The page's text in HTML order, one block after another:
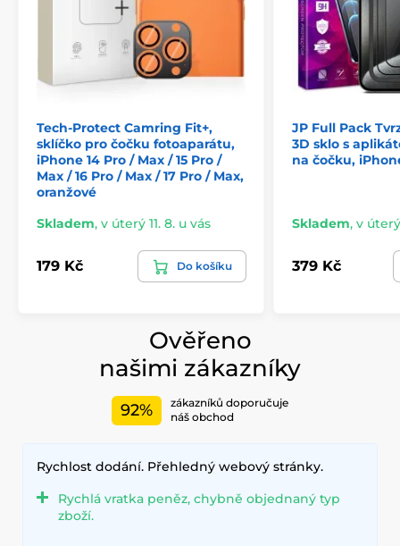
Dostupné pro vybrané modely iPhone, Tactical Impact
Armour je zde, aby ti poskytl odolnou ochranu i v
nejextrémnějších podmínkách. Věříme v kvalitu a
odolnost věcí, a to je náš závazek.
přírodu, a proto jsou všechny naše produkty baleny do
ECO krabiček z recyklovaného papíru, minimalizujíc
tak negativní dopad na životní prostředí. Mysli takticky
a chráníme nejen zařízení, ale i planetu.
Prémiová technologie výroby
Tech-Protect Camring Fit+,
sklíčko pro čočku fotoaparátu,
iPhone 14 Pro / Max / 15 Pro /
Max / 16 Pro / Max / 17 Pro / Max,
oranžové
Skladem, v úterý 11. 8. u vás
179 Kč Do košíku
JP Full Pack
3D sklo s
na čočku,
Skladem, v úterý
379 Kč
Ověřeno
našimi zákazníky
92%
zákazníků doporučuje
náš obchod
Rychlost dodání. Přehledný webový stránky.
Rychlá vratka peněz, chybně objednaný typ
zboží.